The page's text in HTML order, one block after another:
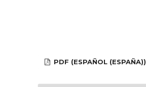
PDF (ESPAÑOL (ESPAÑA))